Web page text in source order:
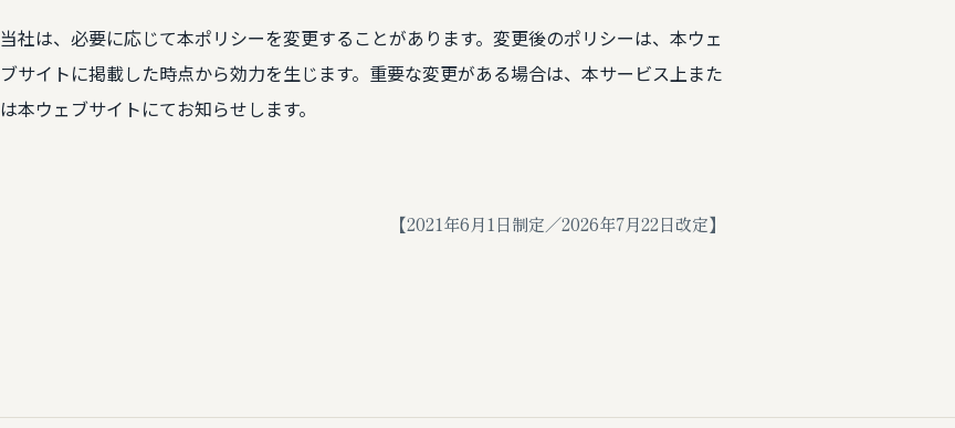
当社は、必要に応じて本ポリシーを変更することがあります。変更後のポリシーは、本ウェ
ブサイトに掲載した時点から効力を生じます。重要な変更がある場合は、本サービス上また
は本ウェブサイトにてお知らせします。
【2021年6月1日制定／2026年7月22日改定】